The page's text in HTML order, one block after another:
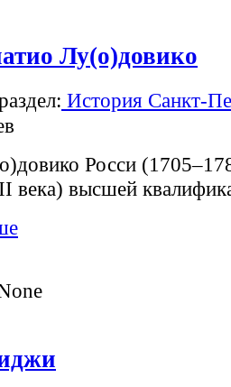
Лу(о)довико
История Санкт-
Росси
века) высшей